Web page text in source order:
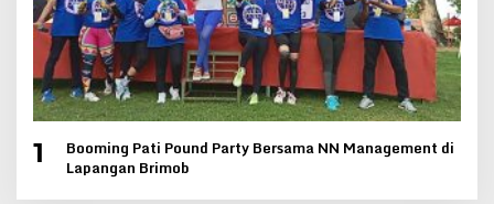
1
Booming Pati Pound Party Bersama NN Management di
Lapangan Brimob